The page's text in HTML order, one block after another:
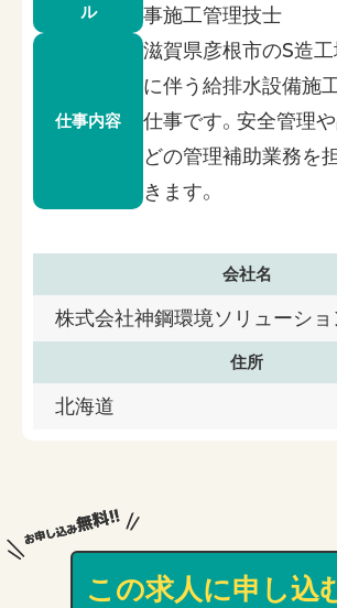
ル
事施工管理技士
仕事内容
滋賀県彦根市のS造
に伴う給排水設備施
仕事です。安全管理
どの管理補助業務を
きます。
会社名
株式会社神鋼環境ソリューショ
住所
北海道
この求人に申し込